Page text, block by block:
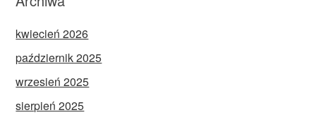
kwiecień 2026
październik 2025
wrzesień 2025
sierpień 2025